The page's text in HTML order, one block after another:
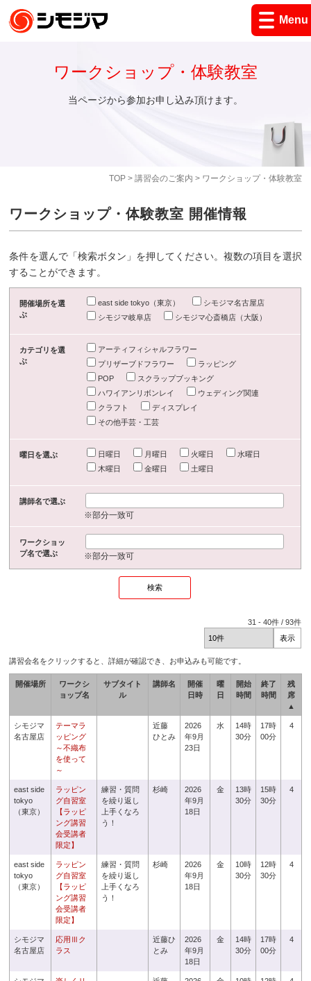
Menu
TOP> 講習会のご案内 > ワークショップ・体験教室
ワークショップ・体験教室
当ページから参加お申し込み頂けます。
ワークショップ・体験教室 開催情報
条件を選んで「検索ボタン」を押してください。複数の項目を選択
することができます。
開催場所を選
ぶ
east side tokyo（東京）
シモジマ名古屋店
シモジマ岐阜店
シモジマ心斎橋店（大阪）
カテゴリを選
ぶ
アーティフィシャルフラワー
プリザーブドフラワー
ラッピング
POP
スクラップブッキング
ハワイアンリボンレイ
ウェディング関連
クラフト
ディスプレイ
その他手芸・工芸
曜日を選ぶ 日曜日 月曜日 火曜日
水曜日
木曜日
金曜日 土曜日
講師名で選ぶ
※部分一致可
ワークショッ
プ名で選ぶ
※部分一致可
31 -40件 /93件
講習会名をクリックすると、詳細が確認でき、お申込みも可能です。
開催場所
ワークシ
ョップ名
サブタイト
ル
講師名
開催
日時
曜
日
開始
時間
終了
時間
残
席
▲
シモジマ
名古屋店
テーマラ
ッピング
～不織布
を使って
～
近藤
ひとみ
2026
年9月
23日
水
14時
30分
17時
00分
4
east side
tokyo
（東京）
ラッピン
グ自習室
【ラッピ
ング講習
会受講者
限定】
練習・質問
を繰り返し
上手くなろ
う！
杉崎
2026
年9月
18日
金
13時
30分
15時
30分
4
east side
tokyo
（東京）
ラッピン
グ自習室
【ラッピ
ング講習
会受講者
限定】
練習・質問
を繰り返し
上手くなろ
う！
杉崎
2026
年9月
18日
金
10時
30分
12時
30分
4
シモジマ
名古屋店
応用Ⅲク
ラス
近藤ひ
とみ
2026
年9月
18日
金
14時
30分
17時
00分
4